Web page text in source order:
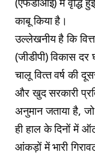
काबू किया है।
उल्‍लेखनीय है कि
(जीडीपी) विकास
चालू वित्‍त वर्ष की
और खुद सरकारी
अनुमान जताया है,
ही हाल के दिनों में
आंकड़ों में भारी